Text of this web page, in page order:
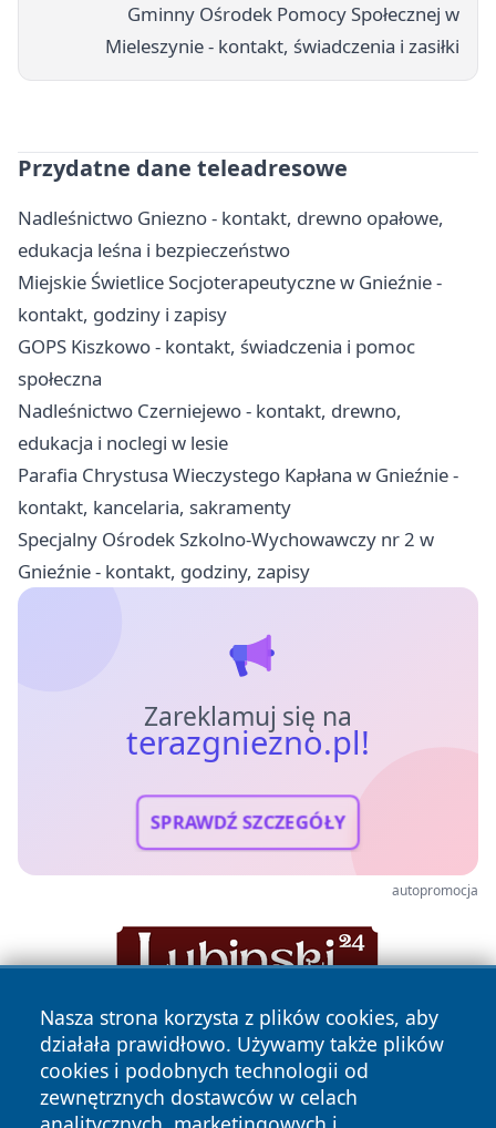
Gminny Ośrodek Pomocy Społecznej w
Mieleszynie - kontakt, świadczenia i zasiłki
Przydatne dane teleadresowe
Nadleśnictwo Gniezno - kontakt, drewno opałowe,
edukacja leśna i bezpieczeństwo
Miejskie Świetlice Socjoterapeutyczne w Gnieźnie -
kontakt, godziny i zapisy
GOPS Kiszkowo - kontakt, świadczenia i pomoc
społeczna
Nadleśnictwo Czerniejewo - kontakt, drewno,
edukacja i noclegi w lesie
Parafia Chrystusa Wieczystego Kapłana w Gnieźnie -
kontakt, kancelaria, sakramenty
Specjalny Ośrodek Szkolno-Wychowawczy nr 2 w
Gnieźnie - kontakt, godziny, zapisy
Zareklamuj się na
terazgniezno.pl!
SPRAWDŹ SZCZEGÓŁY
autopromocja
Nasza strona korzysta z plików cookies, aby
działała prawidłowo. Używamy także plików
cookies i podobnych technologii od
zewnętrznych dostawców w celach